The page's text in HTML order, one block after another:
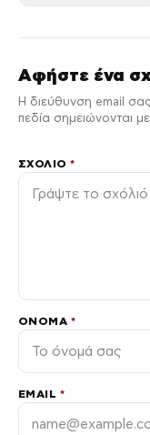
Αφήστε ένα
Η διεύθυνση email
πεδία σημειώνονται
ΣΧΌΛΙΟ*
ΌΝΟΜΑ *
EMAIL *